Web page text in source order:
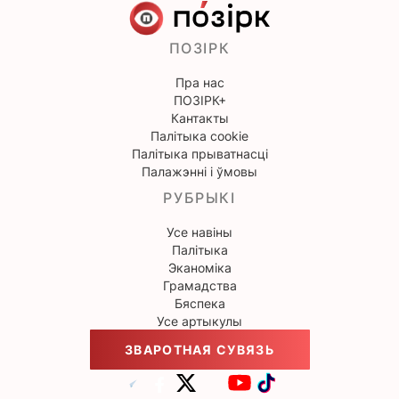
ПОЗІРК
Пра нас
ПОЗІРК+
Кантакты
Палітыка cookie
Палітыка прыватнасці
Палажэнні і ўмовы
РУБРЫКІ
Усе навіны
Палітыка
Эканоміка
Грамадства
Бяспека
Усе артыкулы
ЗВАРОТНАЯ СУВЯЗЬ